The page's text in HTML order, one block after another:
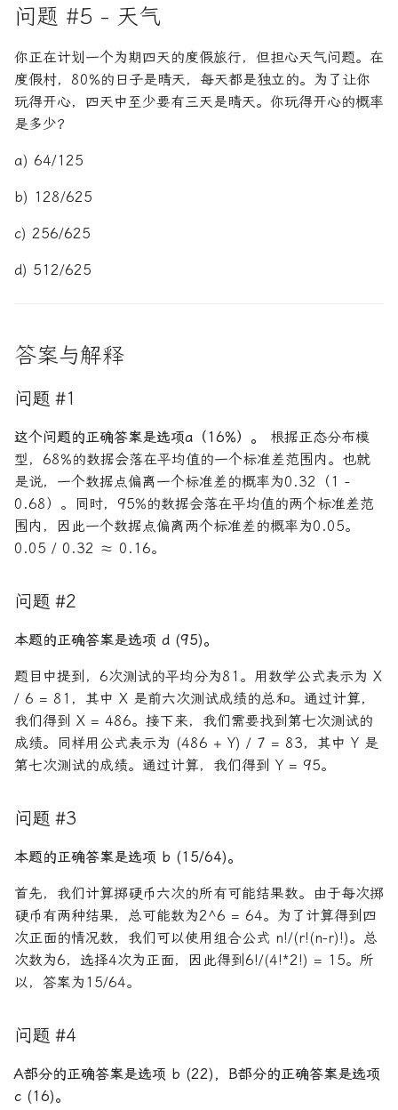
问题 #5 - 天气
你正在计划一个为期四天的度假旅行，但担心天气问题。在
度假村，80%的日子是晴天，每天都是独立的。为了让你
玩得开心，四天中至少要有三天是晴天。你玩得开心的概率
是多少？
a) 64/125
b) 128/625
c) 256/625
d) 512/625
答案与解释
问题 #1
这个问题的正确答案是选项a（16%）。
根据正态分布模
型，68%的数据会落在平均值的一个标准差范围内。也就
是说，一个数据点偏离一个标准差的概率为0.32（1 -
0.68）。同时，95%的数据会落在平均值的两个标准差范
围内，因此一个数据点偏离两个标准差的概率为0.05。
0.05 / 0.32 ≈ 0.16。
问题 #2
本题的正确答案是选项 d (95)。
题目中提到，6次测试的平均分为81。用数学公式表示为 X
/ 6 = 81，其中 X 是前六次测试成绩的总和。通过计算，
我们得到 X = 486。接下来，我们需要找到第七次测试的
成绩。同样用公式表示为 (486 + Y) / 7 = 83，其中 Y 是
第七次测试的成绩。通过计算，我们得到 Y = 95。
问题 #3
本题的正确答案是选项 b (15/64)。
首先，我们计算掷硬币六次的所有可能结果数。由于每次掷
硬币有两种结果，总可能数为2^6 = 64。为了计算得到四
次正面的情况数，我们可以使用组合公式 n!/(r!(n-r)!)。总
次数为6，选择4次为正面，因此得到6!/(4!*2!) = 15。所
以，答案为15/64。
问题 #4
A部分的正确答案是选项 b (22)，B部分的正确答案是选项
c (16)。